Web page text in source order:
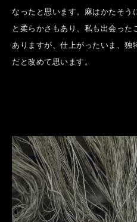
なったと思います。麻はかたそ
と柔らかさもあり、私も出会っ
ありますが、仕上がったいま、
だと改めて思います。